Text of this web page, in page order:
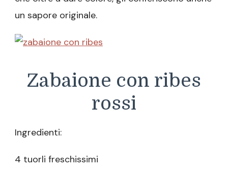
un sapore originale.
Zabaione con ribes
rossi
Ingredienti:
4 tuorli freschissimi